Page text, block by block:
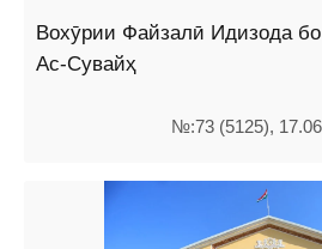
Вохӯрии Файзалӣ Идизода
Ас-Сувайҳ
№:73 (5125),